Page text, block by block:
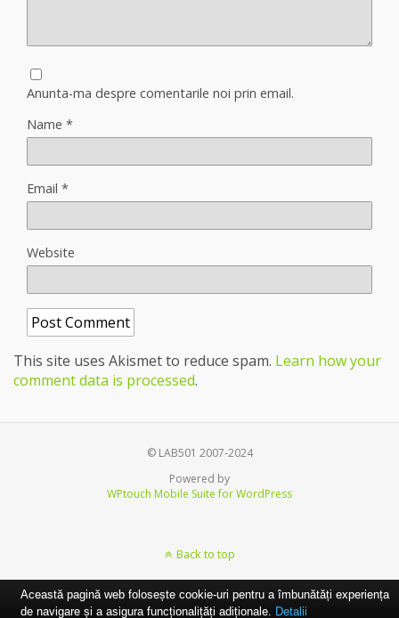
Anunta-ma despre comentarile noi prin email.
Name *
Email *
Website
This site uses Akismet to reduce spam. Learn how your
comment data is processed.
© LAB501 2007-2024
Powered by
WPtouch Mobile Suite for WordPress
Back to top
Această pagină web folosește cookie-uri pentru a îmbunătăți experiența
de navigare și a asigura funcționalițăți adiționale. Detalii